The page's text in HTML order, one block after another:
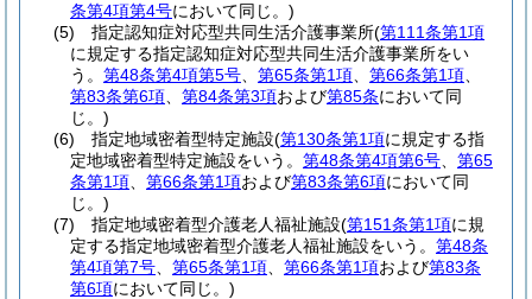
条第4項第4号において同じ。)
(5)
指定認知症対応型共同生活介護事業所(第111条第1項
に規定する指定認知症対応型共同生活介護事業所をい
う。 第48条第4項第5号 第65条第1項 第66条第1項
第83条第6項
第84条第3項および第85条において同
じ。)
(6)
指定地域密着型特定施設(第130条第1項に規定する指
定地域密着型特定施設をいう。 第48条第4項第6号
第65
条第1項
第66条第1項および第83条第6項において同
じ。)
(7)
指定地域密着型介護老人福祉施設(第151条第1項に規
定する指定地域密着型介護老人福祉施設をいう。 第48条
第4項第7号
第65条第1項 第66条第1項および第83条
第6項において同じ。)